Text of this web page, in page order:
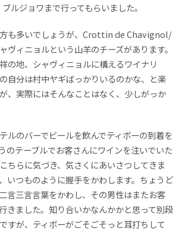
ルジョワまで行ってもらいました。
も多いでしょうが、Crottin de Chavignol/
ヴィニョルという山羊のチーズがあります。
の地、シャヴィニョルに構えるワイナリ
自分は村中ヤギばっかりいるのかな、と楽
、実際にはそんなことはなく、少しがっか
ルのバーでビールを飲んでティボーの到着を
のテーブルでお客さんにワインを注いでいた
ちらに気づき、気さくにあいさつしてきま
いつものように握手をかわします。ちょうど
言三言言葉をかわし、その男性はまたお客
きました。知り合いかなんかかと思って別段
すが、ティボーがごそごそっと耳打ちして